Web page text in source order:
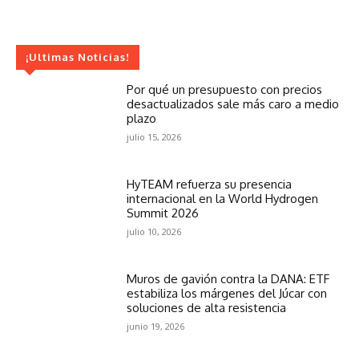
¡Ultimas Noticias!
Por qué un presupuesto con precios
desactualizados sale más caro a medio
plazo
julio 15, 2026
HyTEAM refuerza su presencia
internacional en la World Hydrogen
Summit 2026
julio 10, 2026
Muros de gavión contra la DANA: ETF
estabiliza los márgenes del Júcar con
soluciones de alta resistencia
junio 19, 2026